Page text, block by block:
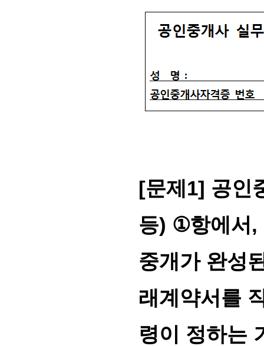
[문제 1] 공인
등) ①항에서,
중개가 완성
래계약서를
령이 정하는